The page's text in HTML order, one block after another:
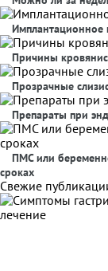
Имплантационное
Причины
Прозрачные
Препараты при
ПМС или
сроках
Свежие